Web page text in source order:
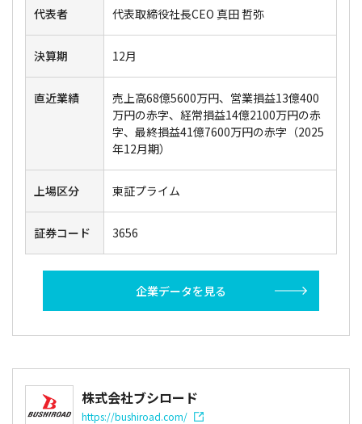
代表者 代表取締役社長CEO 真田 哲弥
決算期 12月
直近業績
売上高68億5600万円、営業損益13億400
万円の赤字、経常損益14億2100万円の赤
字、最終損益41億7600万円の赤字（2025
年12月期）
上場区分 東証プライム
証券コード 3656
企業データを見る
株式会社ブシロード
https://bushiroad.com/